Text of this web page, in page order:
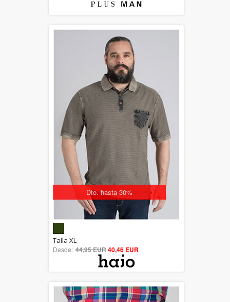
Dto. hasta 30%
out of 5
Talla XL
Desde: 44,95 EUR40,46 EUR